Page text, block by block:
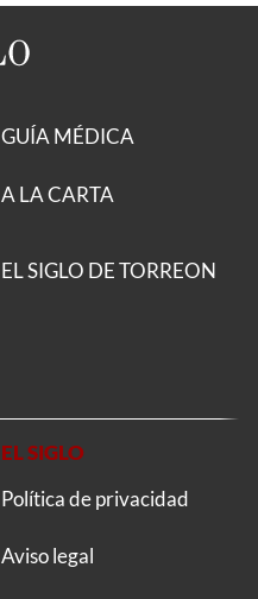
GUÍA MÉDICA
A LA CARTA
EL SIGLO DE TORREON
EL SIGLO
Política de privacidad
Aviso legal